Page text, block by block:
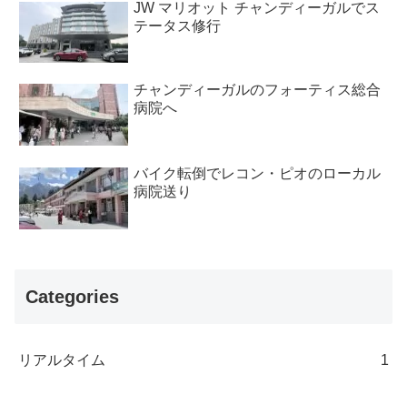
JW マリオット チャンディーガルでス
テータス修行
チャンディーガルのフォーティス総合
病院へ
バイク転倒でレコン・ピオのローカル
病院送り
Categories
リアルタイム 1